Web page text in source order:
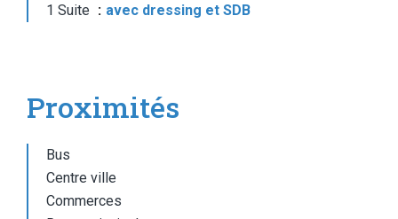
1 Suite
avec dressing et SDB
Proximités
Bus
Centre ville
Commerces